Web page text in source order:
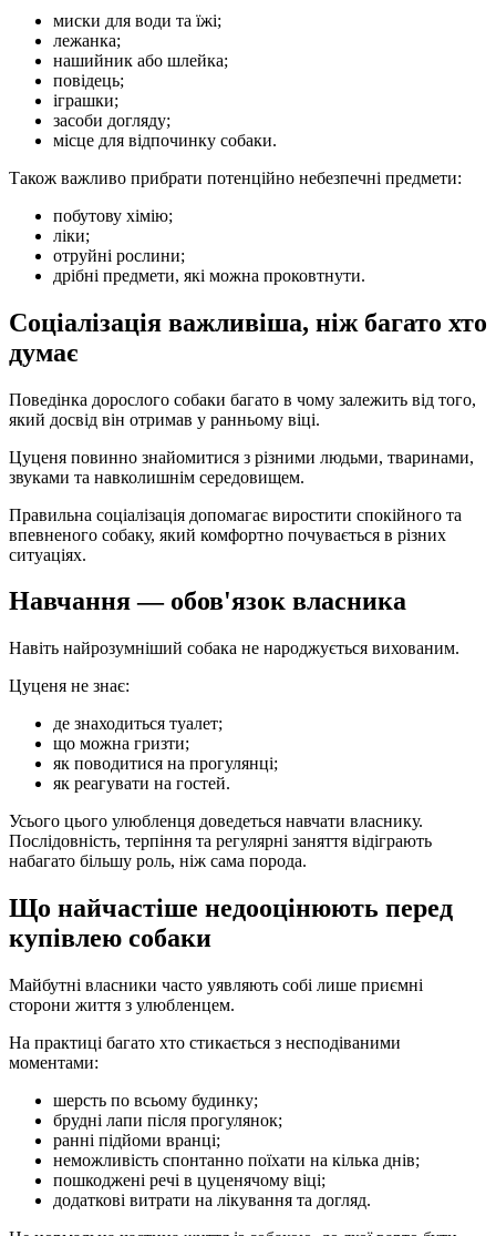
миски для води та їжі;
лежанка;
нашийник або шлейка;
повідець;
іграшки;
засоби догляду;
місце для відпочинку собаки.
Також важливо прибрати потенційно небезпечні предмети:
побутову хімію;
ліки;
отруйні рослини;
дрібні предмети, які можна проковтнути.
Соціалізація важливіша, ніж багато хто
думає
Поведінка дорослого собаки багато в чому залежить від того,
який досвід він отримав у ранньому віці.
Цуценя повинно знайомитися з різними людьми, тваринами,
звуками та навколишнім середовищем.
Правильна соціалізація допомагає виростити спокійного та
впевненого собаку, який комфортно почувається в різних
ситуаціях.
Навчання — обов'язок власника
Навіть найрозумніший собака не народжується вихованим.
Цуценя не знає:
де знаходиться туалет;
що можна гризти;
як поводитися на прогулянці;
як реагувати на гостей.
Усього цього улюбленця доведеться навчати власнику.
Послідовність, терпіння та регулярні заняття відіграють
набагато більшу роль, ніж сама порода.
Що найчастіше недооцінюють перед
купівлею собаки
Майбутні власники часто уявляють собі лише приємні
сторони життя з улюбленцем.
На практиці багато хто стикається з несподіваними
моментами:
шерсть по всьому будинку;
брудні лапи після прогулянок;
ранні підйоми вранці;
неможливість спонтанно поїхати на кілька днів;
пошкоджені речі в цуценячому віці;
додаткові витрати на лікування та догляд.